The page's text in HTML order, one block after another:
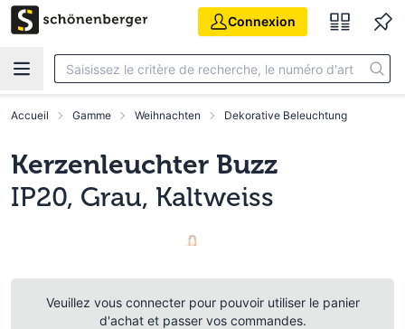
Aller au contenu principal
Connexion
Accueil Gamme Weihnachten Dekorative Beleuchtung
Kerzenleuchter Buzz
IP20, Grau, Kaltweiss
Veuillez vous connecter pour pouvoir utiliser le panier
d'achat et passer vos commandes.